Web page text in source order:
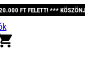
HOGY ITT